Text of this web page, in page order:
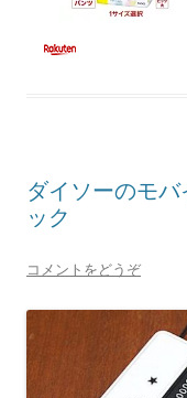
ダイソーのモ
ック
コメントをどうぞ